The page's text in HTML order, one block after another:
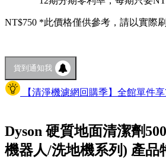
NT$750 *此價格僅供參考，請以實際
貨到通知我
【清淨機濾網回購季】全館單件
Dyson 硬質地面清潔劑
機器人/洗地機系列) 產品